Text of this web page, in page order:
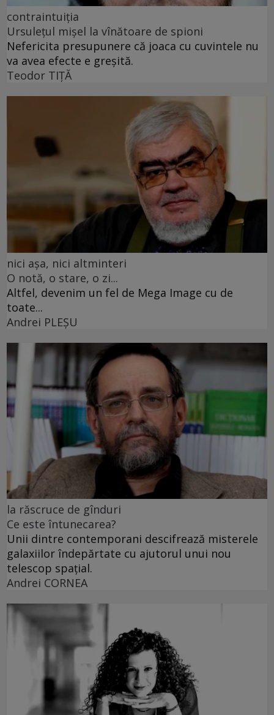
contraintuiția
Ursulețul mișel la vînătoare de spioni
Nefericita presupunere că joaca cu cuvintele nu
va avea efecte e greșită.
Teodor TIŢĂ
nici așa, nici altminteri
O notă, o stare, o zi...
Altfel, devenim un fel de Mega Image cu de
toate...
Andrei PLEŞU
la răscruce de gînduri
Ce este întunecarea?
Unii dintre contemporani descifrează misterele
galaxiilor îndepărtate cu ajutorul unui nou
telescop spațial.
Andrei CORNEA